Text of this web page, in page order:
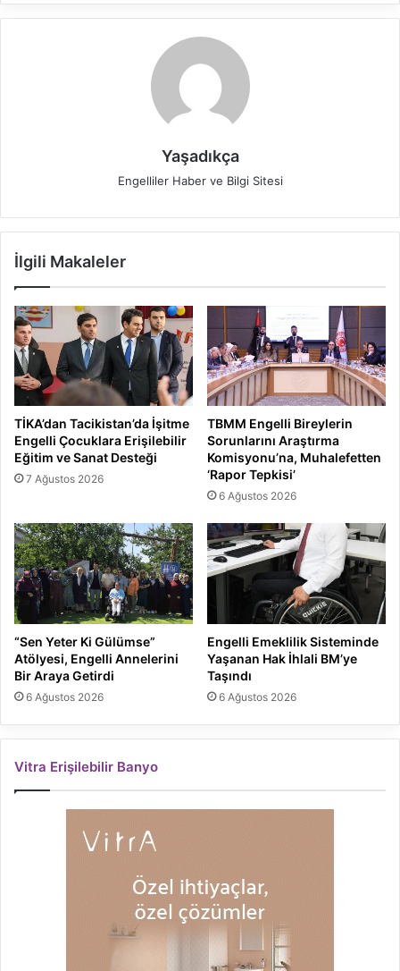
Yaşadıkça
Engelliler Haber ve Bilgi Sitesi
İlgili Makaleler
TİKA’dan Tacikistan’da İşitme
Engelli Çocuklara Erişilebilir
Eğitim ve Sanat Desteği
7 Ağustos 2026
TBMM Engelli Bireylerin
Sorunlarını Araştırma
Komisyonu’na, Muhalefetten
‘Rapor Tepkisi’
6 Ağustos 2026
“Sen Yeter Ki Gülümse”
Atölyesi, Engelli Annelerini
Bir Araya Getirdi
6 Ağustos 2026
Engelli Emeklilik Sisteminde
Yaşanan Hak İhlali BM’ye
Taşındı
6 Ağustos 2026
Vitra Erişilebilir Banyo